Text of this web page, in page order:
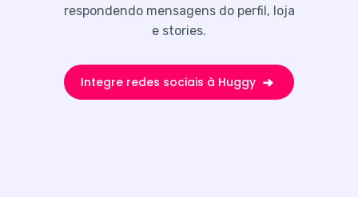
respondendo mensagens do perfil, loja
e stories.
Integre redes sociais à Huggy